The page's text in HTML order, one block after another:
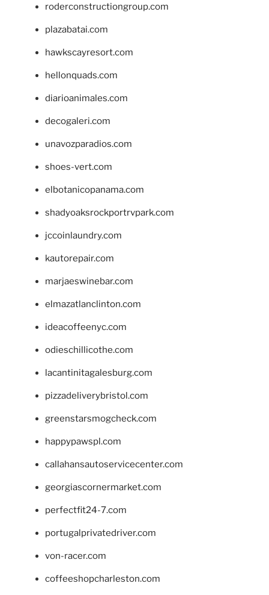
roderconstructiongroup.com
plazabatai.com
hawkscayresort.com
hellonquads.com
diarioanimales.com
decogaleri.com
unavozparadios.com
shoes-vert.com
elbotanicopanama.com
shadyoaksrockportrvpark.com
jccoinlaundry.com
kautorepair.com
marjaeswinebar.com
elmazatlanclinton.com
ideacoffeenyc.com
odieschillicothe.com
lacantinitagalesburg.com
pizzadeliverybristol.com
greenstarsmogcheck.com
happypawspl.com
callahansautoservicecenter.com
georgiascornermarket.com
perfectfit24-7.com
portugalprivatedriver.com
von-racer.com
coffeeshopcharleston.com